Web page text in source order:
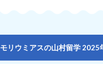
モリウミアスの山村留学 2025